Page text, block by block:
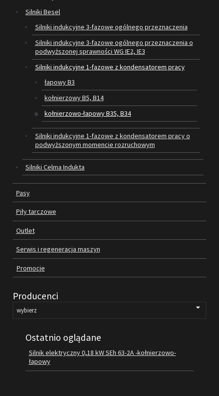
PIŁY TARCZOWE
SERWIS I REGENERACJA MASZYN
PROMOCJE
REGULAMIN
KATALOGI
OBRABIARKI DO DREWNA
SILNIKI ELEKTRYCZNE
PASY KLINOWE
FILMY
KONTAKT
Silniki Besel
Silniki indukcyjne 3-fazowe ogólnego przeznaczenia
Silniki indukcyjne 3-fazowe ogólnego przeznaczenia o
podwyższonej sprawności WG IE2, IE3
Silniki indukcyjne 1-fazowe z kondensatorem pracy
łapowy B3
kołnierzowy B5, B14
kołnierzowo-łapowy B35, B34
Silniki indukcyjne 1-fazowe z kondensatorem pracy o
podwyższonym momencie rozruchowym
Silniki Celma Indukta
Pasy
Piły tarczowe
Outlet
Serwis i regeneracja maszyn
Promocje
Producenci
Ostatnio oglądane
Silnik elektryczny 0,18 kW SEh 63-2A -kołnierzowo-
łapowy